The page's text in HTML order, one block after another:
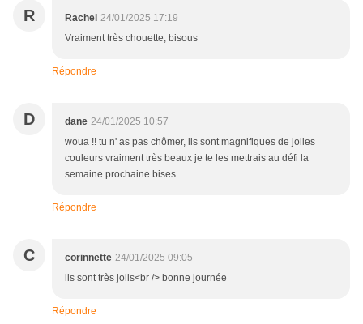
R Rachel 24/01/2025 17:19
Vraiment très chouette, bisous
Répondre
D dane 24/01/2025 10:57
woua !! tu n' as pas chômer, ils sont magnifiques de jolies
couleurs vraiment très beaux je te les mettrais au défi la
semaine prochaine bises
Répondre
C corinnette 24/01/2025 09:05
ils sont très jolis<br /> bonne journée
Répondre